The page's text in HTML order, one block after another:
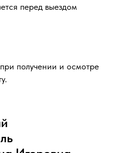
перед выездом
получении и осмотре